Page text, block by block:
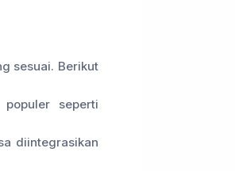
sesuai. Berikut
seperti
diintegrasikan